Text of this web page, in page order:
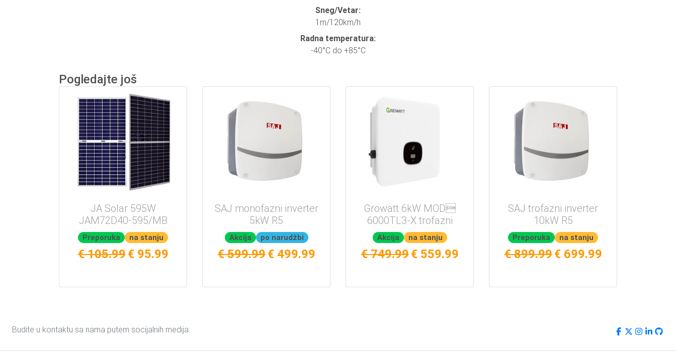
Sneg/Vetar:
1m/120km/h
Radna temperatura:
-40°C do +85°C
Pogledajte još
JA Solar 595W
JAM72D40-595/MB
Preporuka na stanju
€ 105.99€ 95.99
SAJ monofazni inverter
5kW R5
Akcija po narudžbi
€ 599.99€ 499.99
Growatt 6kW MOD
6000TL3-X trofazni
Akcija na stanju
€ 749.99€ 559.99
SAJ trofazni inverter
10kW R5
Preporuka na stanju
€ 899.99€ 699.99
Budite u kontaktu sa nama putem socijalnih medija: